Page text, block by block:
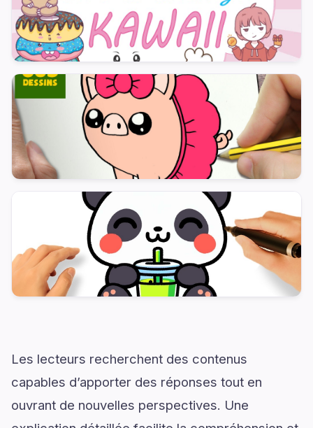
Les lecteurs recherchent des contenus
capables d’apporter des réponses tout en
ouvrant de nouvelles perspectives. Une